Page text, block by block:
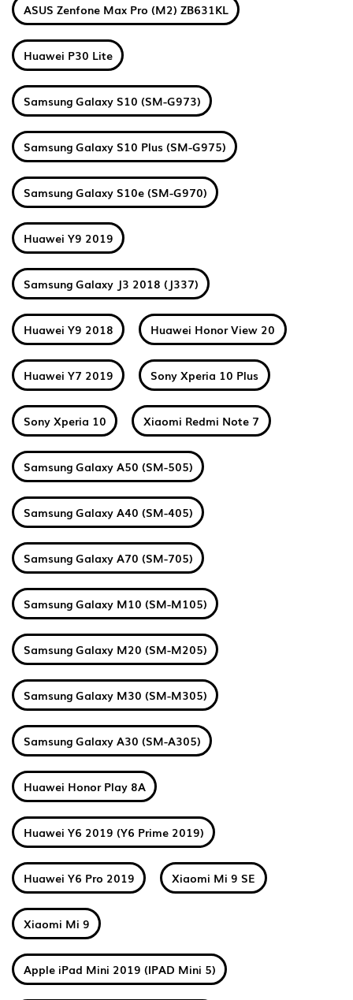
ASUS Zenfone Max Pro (M2) ZB631KL
Huawei P30 Lite
Samsung Galaxy S10 (SM-G973)
Samsung Galaxy S10 Plus (SM-G975)
Samsung Galaxy S10e (SM-G970)
Huawei Y9 2019
Samsung Galaxy J3 2018 (J337)
Huawei Y9 2018 Huawei Honor View 20
Huawei Y7 2019 Sony Xperia 10 Plus
Sony Xperia 10 Xiaomi Redmi Note 7
Samsung Galaxy A50 (SM-505)
Samsung Galaxy A40 (SM-405)
Samsung Galaxy A70 (SM-705)
Samsung Galaxy M10 (SM-M105)
Samsung Galaxy M20 (SM-M205)
Samsung Galaxy M30 (SM-M305)
Samsung Galaxy A30 (SM-A305)
Huawei Honor Play 8A
Huawei Y6 2019 (Y6 Prime 2019)
Huawei Y6 Pro 2019 Xiaomi Mi 9 SE
Xiaomi Mi 9
Apple iPad Mini 2019 (IPAD Mini 5)